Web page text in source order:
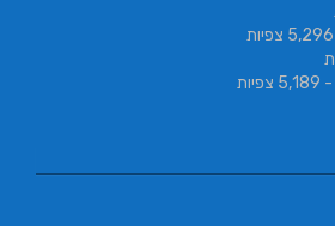
- 5,189 צפיות